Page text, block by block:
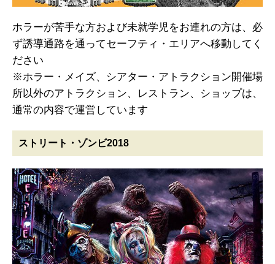
ホラーが苦手な方および未就学児をお連れの方は、必
ず誘導通路を通ってセーフティ・エリアへ移動してく
ださい
※ホラー・メイズ、シアター・アトラクション開催場
所以外のアトラクション、レストラン、ショップは、
通常の内容で運営しています
ストリート・ゾンビ2018